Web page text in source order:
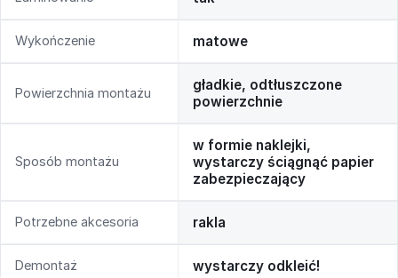
Wykończenie matowe
Powierzchnia montażu
gładkie, odtłuszczone
powierzchnie
Sposób montażu
w formie naklejki,
wystarczy ściągnąć papier
zabezpieczający
Potrzebne akcesoria rakla
Demontaż wystarczy odkleić!